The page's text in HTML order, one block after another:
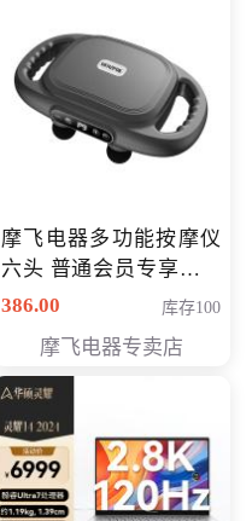
摩飞电器多功能按摩仪
六头 普通会员专享价格
199元
386.00 库存100
摩飞电器专卖店